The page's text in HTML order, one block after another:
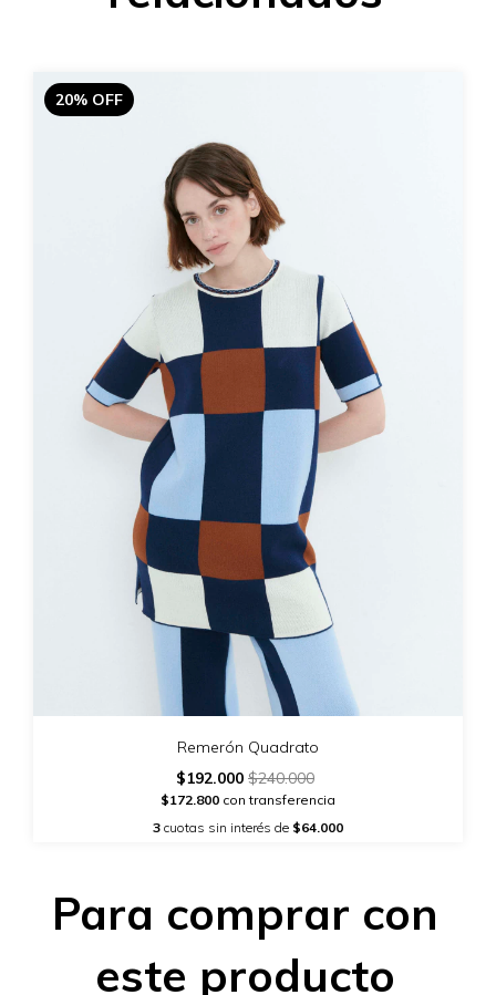
20% OFF
Remerón Quadrato
$192.000 $240.000
$172.800 con transferencia
3 cuotas sin interés de $64.000
Para comprar con
este producto